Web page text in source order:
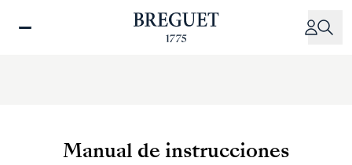
Manual de instrucciones